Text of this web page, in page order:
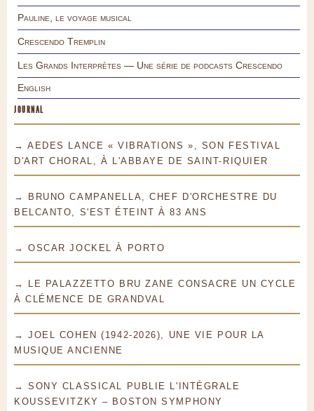
Pauline, le voyage musical
Crescendo Tremplin
Les Grands Interprètes — Une série de podcasts Crescendo
English
JOURNAL
→ AEDES LANCE « VIBRATIONS », SON FESTIVAL
D'ART CHORAL, À L'ABBAYE DE SAINT-RIQUIER
→ BRUNO CAMPANELLA, CHEF D'ORCHESTRE DU
BELCANTO, S'EST ÉTEINT À 83 ANS
→ OSCAR JOCKEL À PORTO
→ LE PALAZZETTO BRU ZANE CONSACRE UN CYCLE
À CLÉMENCE DE GRANDVAL
→ JOEL COHEN (1942-2026), UNE VIE POUR LA
MUSIQUE ANCIENNE
→ SONY CLASSICAL PUBLIE L'INTÉGRALE
KOUSSEVITZKY – BOSTON SYMPHONY